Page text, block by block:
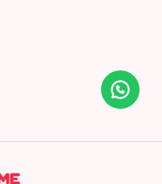
Icon